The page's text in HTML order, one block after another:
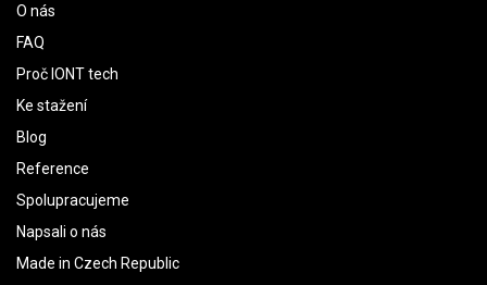
O nás
FAQ
Proč IONT tech
Ke stažení
Blog
Reference
Spolupracujeme
Napsali o nás
Made in Czech Republic